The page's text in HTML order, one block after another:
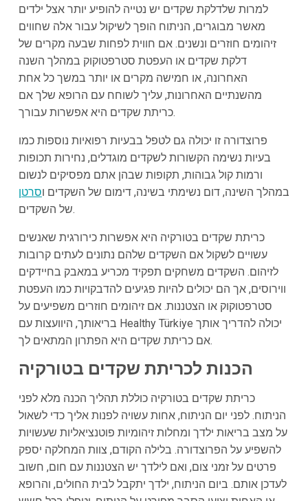
למרות שלדלקת שקדים יש נטייה להופיע יותר אצל ילדים
מאשר מבוגרים, הניתוח הופך לשיקול עבור אלה שחווים
זיהומים חוזרים ונשנים. אם חווית לפחות שבעה מקרים של
דלקת שקדים או העפטת סטרפטוקוק במהלך השנה
האחרונה, או חמישה מקרים או יותר במשך כל אחת
מהשנתיים האחרונות, עליך לשוחח עם הרופא שלך אם
כריתת שקדים היא אפשרות עבורך.
פרוצדורה זו יכולה גם לטפל בבעיות רפואיות נוספות כמו
בעיות נשימה הקשורות לשקדים מוגדלים, נחירות תכופות
ורמות קול גבוהות, תקופות שבהן אתם מפסיקים לנשום
במהלך השינה, דום נשימתי בשינה, דימום של השקדים וסרטן
של השקדים.
כריתת שקדים בטורקיה היא אפשרות כירורגית שאנשים
עשויים לשקול אם השקדים שלהם נתונים לעתים קרובות
לזיהום. השקדים משחקים תפקיד מכריע במאבק בחיידקים
ווירוסים, אך הם יכולים להיות פגיעים להדבקויות כמו העפטת
סטרפטוקוק או הצטננות. אם זיהומים חוזרים משפיעים על
בריאותך, היוועצות עם Healthy Türkiye יכולה להדריך אותך
אם כריתת שקדים היא הפתרון המתאים לך.
הכנות לכריתת שקדים בטורקיה
כריתת שקדים בטורקיה כוללת תהליך הכנה מלא לפני
הניתוח. לפני יום הניתוח, אחות עשויה לפנות אליך כדי לשאול
על מצב בריאות ילדך ומחלות זיהומיות פוטנציאליות שעשויות
להשפיע על הפרוצדורה. בלילה הקודם, צוות המחלקה יספק
פרטים על זמני צום, ואם לילדך יש הצטננות עם חום, חשוב
לעדכן אותם. ביום הניתוח, ילדך יתקבל לבית החולים, והרופא